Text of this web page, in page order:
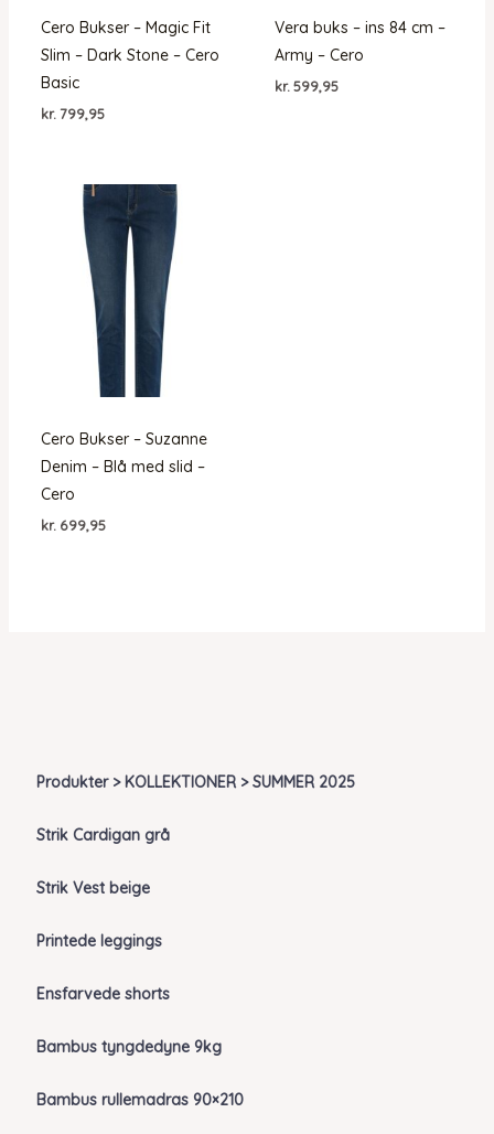
Produkter > KOLLEKTIONER > SUMMER 2025
Strik Cardigan grå
Strik Vest beige
Printede leggings
Ensfarvede shorts
Bambus tyngdedyne 9kg
Bambus rullemadras 90×210
Cero Bukser – Magic Fit
Slim – Dark Stone – Cero
Basic
kr. 799,95
Vera buks – ins 84 cm –
Army – Cero
kr. 599,95
Cero Bukser – Suzanne
Denim – Blå med slid –
Cero
kr. 699,95